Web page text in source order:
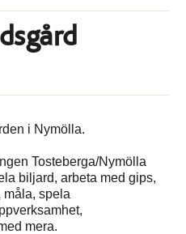
i Nymölla.
Tosteberga/Nymölla
biljard, arbeta med gips,
spela
mera.